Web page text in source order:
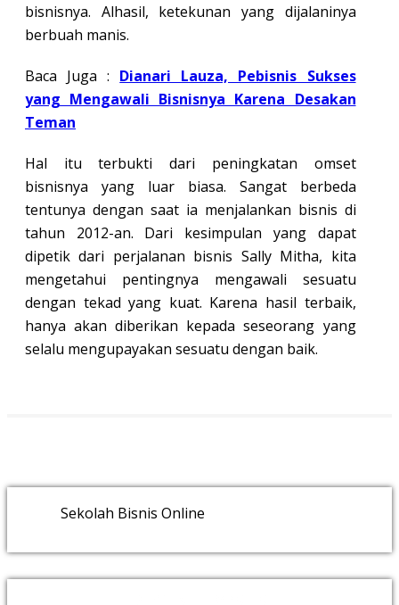
bisnisnya. Alhasil, ketekunan yang dijalaninya
berbuah manis.
Baca Juga : Dianari Lauza, Pebisnis Sukses
yang Mengawali Bisnisnya Karena Desakan
Teman
Hal itu terbukti dari peningkatan omset
bisnisnya yang luar biasa. Sangat berbeda
tentunya dengan saat ia menjalankan bisnis di
tahun 2012-an. Dari kesimpulan yang dapat
dipetik dari perjalanan bisnis Sally Mitha, kita
mengetahui pentingnya mengawali sesuatu
dengan tekad yang kuat. Karena hasil terbaik,
hanya akan diberikan kepada seseorang yang
selalu mengupayakan sesuatu dengan baik.
Sekolah Bisnis Online